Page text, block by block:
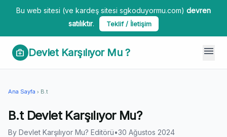
Bu web sitesi (ve kardeş sitesi sgkoduyormu.com) devren
satılıktır. Teklif / İletişim
medical_services Devlet Karşılıyor Mu ? menu
Ana Sayfa chevron_right B.t
B.t Devlet Karşılıyor Mu?
By Devlet Karşılıyor Mu? Editörü•30 Ağustos 2024